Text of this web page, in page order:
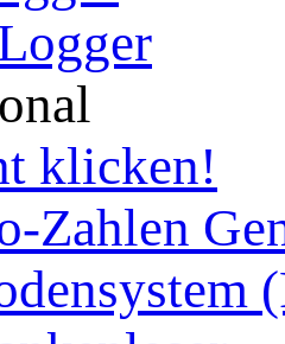
klicken!
Zahlen